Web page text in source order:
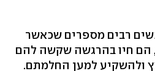
רבים מספרים שכאשר
הם חיו בהרגשה שקשה להם
ולהשקיע למען החלמתם.